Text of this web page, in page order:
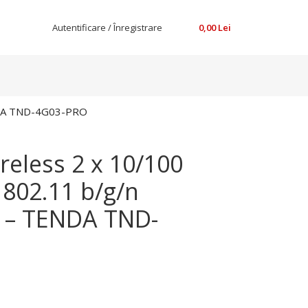
Autentificare / Înregistrare 0,00Lei
TND-4G03-PRO
2 x 10/100
b/g/n
TENDA TND-